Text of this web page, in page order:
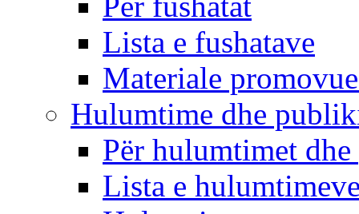
Lista e fushatave
Materiale
Hulumtime dhe
Për hulumtimet
Lista e